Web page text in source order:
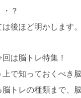
？
後ほど明かします。
は脳トレ特集！
で知っておくべき
トレの種類まで、